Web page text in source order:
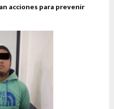
acciones para prevenir